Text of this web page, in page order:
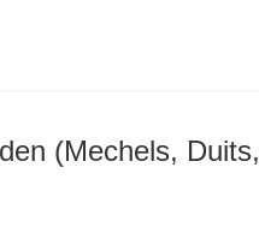
(Mechels, Duits,